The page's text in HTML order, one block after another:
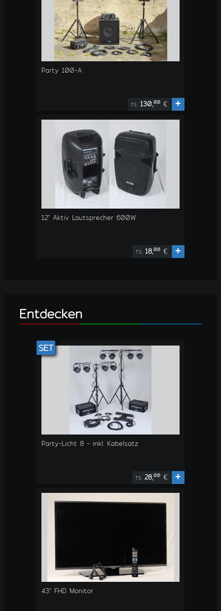
Party 100-A
TS: 130,00 € +
12" Aktiv Lautsprecher 600W
TS: 18,00 € +
Entdecken
SET
Party-Licht 8 - inkl. Kabelsatz
TS: 28,00 € +
43" FHD Monitor